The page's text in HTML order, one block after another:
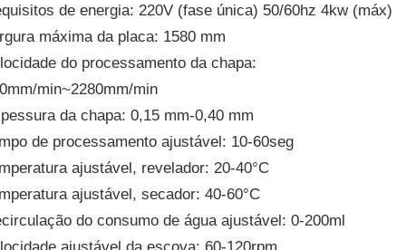
de energia: 220V (fase única) 50/60hz 4kw (máx)
máxima da placa: 1580 mm
do processamento da chapa:
min~2280mm/min
da chapa: 0,15 mm-0,40 mm
de processamento ajustável: 10-60seg
ajustável, revelador: 20-40°C
ajustável, secador: 40-60°C
do consumo de água ajustável: 0-200ml
ajustável da escova: 60-120rpm